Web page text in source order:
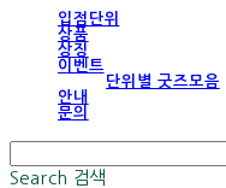
입점단위
상품
상징
이벤트
단위별 굿즈모음
안내
문의
Search 검색